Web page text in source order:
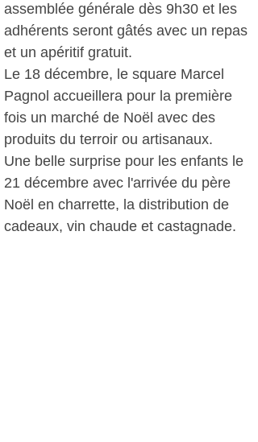
assemblée générale dès 9h30 et les
adhérents seront gâtés avec un repas
et un apéritif gratuit.
Le 18 décembre, le square Marcel
Pagnol accueillera pour la première
fois un marché de Noël avec des
produits du terroir ou artisanaux.
Une belle surprise pour les enfants le
21 décembre avec l'arrivée du père
Noël en charrette, la distribution de
cadeaux, vin chaude et castagnade.